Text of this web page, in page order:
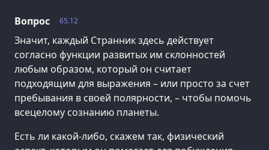
65.12
Вопрос
Значит, каждый Странник здесь действует
согласно функции развитых им склонностей
любым образом, который он считает
подходящим для выражения – или просто за счет
пребывания в своей полярности, – чтобы помочь
всецелому сознанию планеты.
Есть ли какой-либо, скажем так, физический